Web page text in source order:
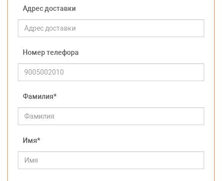
Адрес доставки
Номер телефора
Фамилия*
Имя*